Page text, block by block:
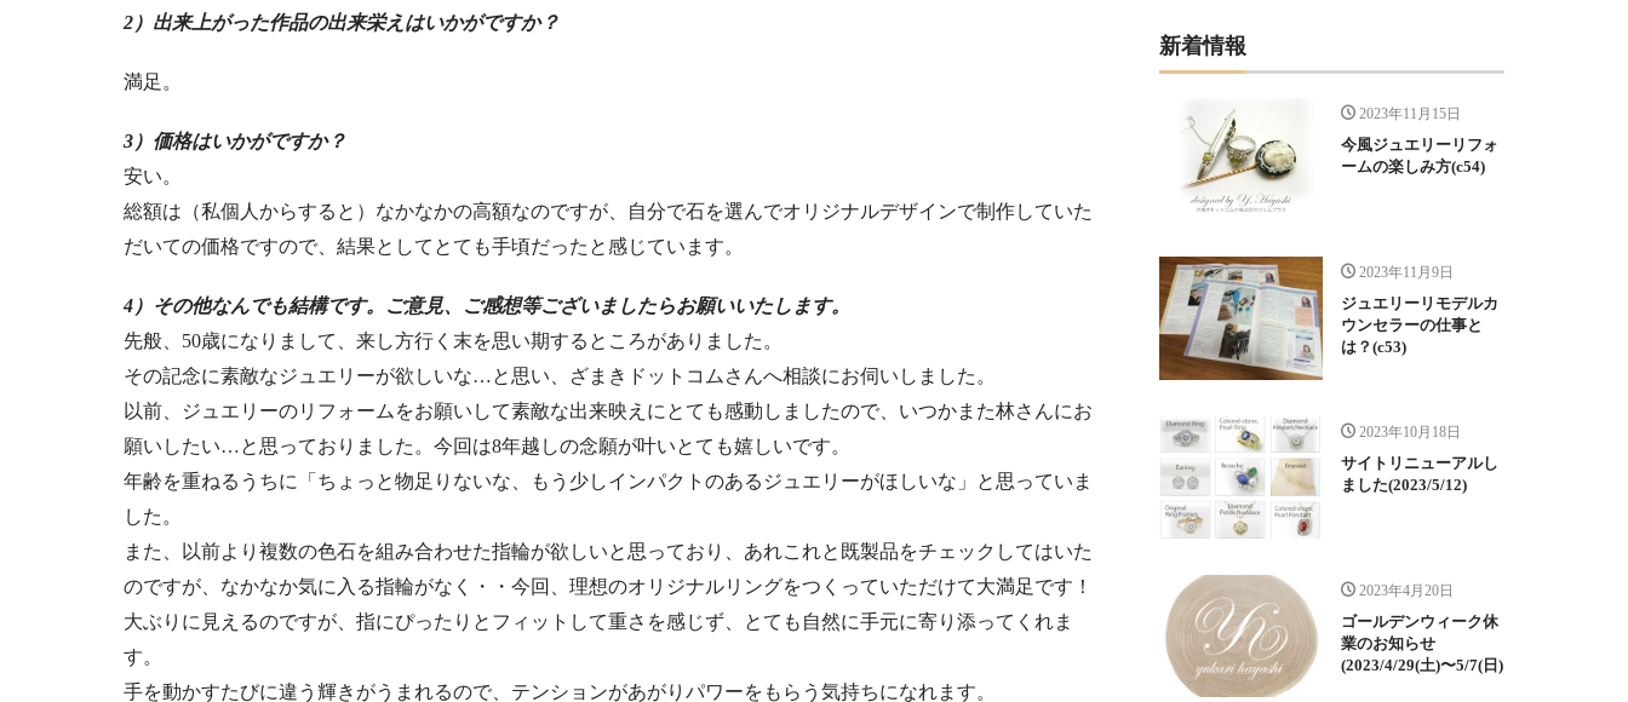
2）出来上がった作品の出来栄えはいかがですか？
満足。
3）価格はいかがですか？
安い。
総額は（私個人からすると）なかなかの高額なのですが、自分で石を選んでオリジナルデザインで制作していた
だいての価格ですので、結果としてとても手頃だったと感じています。
4）その他なんでも結構です。ご意見、ご感想等ございましたらお願いいたします。
先般、50歳になりまして、来し方行く末を思い期するところがありました。
その記念に素敵なジュエリーが欲しいな…と思い、ざまきドットコムさんへ相談にお伺いしました。
以前、ジュエリーのリフォームをお願いして素敵な出来映えにとても感動しましたので、いつかまた林さんにお
願いしたい…と思っておりました。今回は8年越しの念願が叶いとても嬉しいです。
年齢を重ねるうちに「ちょっと物足りないな、もう少しインパクトのあるジュエリーがほしいな」と思っていま
した。
また、以前より複数の色石を組み合わせた指輪が欲しいと思っており、あれこれと既製品をチェックしてはいた
のですが、なかなか気に入る指輪がなく・・今回、理想のオリジナルリングをつくっていただけて大満足です！
大ぶりに見えるのですが、指にぴったりとフィットして重さを感じず、とても自然に手元に寄り添ってくれま
す。
手を動かすたびに違う輝きがうまれるので、テンションがあがりパワーをもらう気持ちになれます。
新着情報
2023年11月15日
今風ジュエリーリフォ
ームの楽しみ方(c54)
2023年11月9日
ジュエリーリモデルカ
ウンセラーの仕事と
は？(c53)
2023年10月18日
サイトリニューアルし
ました(2023/5/12)
2023年4月20日
ゴールデンウィーク休
業のお知らせ
(2023/4/29(土)〜5/7(日)